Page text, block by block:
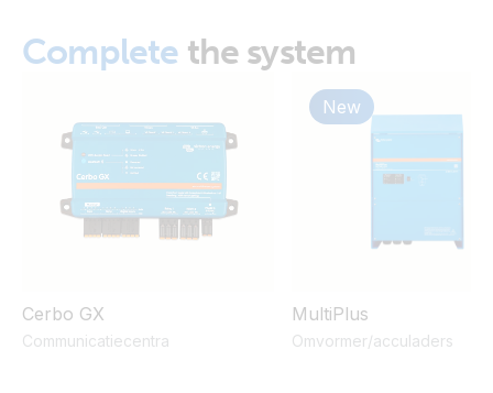
Complete the system
Cerbo GX
Communicatiecentra
New
MultiPlus
Omvormer/acculaders